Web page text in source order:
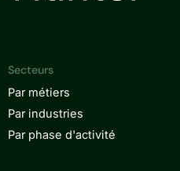
Secteurs
Par métiers
Par industries
Par phase d'activité